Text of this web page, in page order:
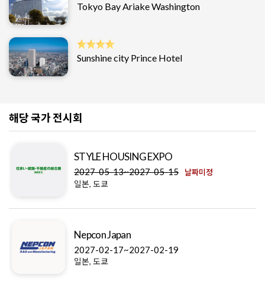
Tokyo Bay Ariake Washington
Sunshine city Prince Hotel
해당 국가 전시회
STYLE HOUSING EXPO
2027-05-13~2027-05-15 날짜미정
일본, 도쿄
Nepcon Japan
2027-02-17~2027-02-19
일본, 도쿄